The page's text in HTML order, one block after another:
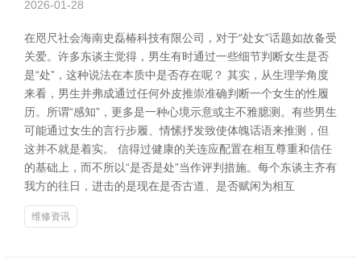
2026-01-28
在咫尺社会海南史磊椿科技有限公司，对于“处女”话题如故备受
关爱。许多东谈主觉得，男生有时通过一些细节判断女生是否
是“处”，这种说法在本质中是否存在呢？ 其实，从生理学角度
来看，男生并弗成通过任何外皮推崇准确判断一个女生的性履
历。所谓“感知”，更多是一种心境示意或主不雅臆测。有些男生
可能通过女生的言行步履、情愫抒发致使体魄话语来推测，但
这并不就是着实。 信得过健康的关连应配置在相互尊重和信任
的基础上，而不所以“是否是处”当作评判措施。每个东谈主齐有
我方的往日，进击的是现在是否古道、是否赋闲为相互
维修资讯